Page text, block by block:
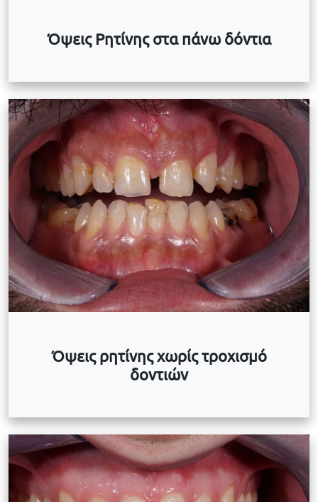
Όψεις Ρητίνης στα πάνω δόντια
Όψεις ρητίνης χωρίς τροχισμό
δοντιών